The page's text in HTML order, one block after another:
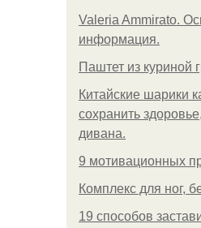
Valeria Ammirato.
информация.
Паштет из куриной
Китайские шарики
сохранить
дивана.
9 мотивационных
Комплекс для ног,
19 способов